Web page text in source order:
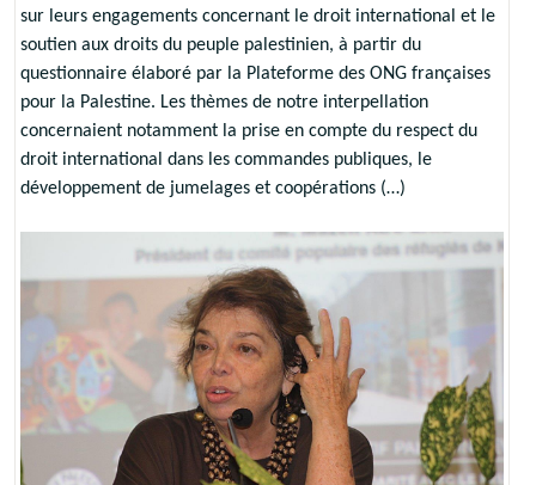
sur leurs engagements concernant le droit international et le
soutien aux droits du peuple palestinien, à partir du
questionnaire élaboré par la Plateforme des ONG françaises
pour la Palestine. Les thèmes de notre interpellation
concernaient notamment la prise en compte du respect du
droit international dans les commandes publiques, le
développement de jumelages et coopérations (…)